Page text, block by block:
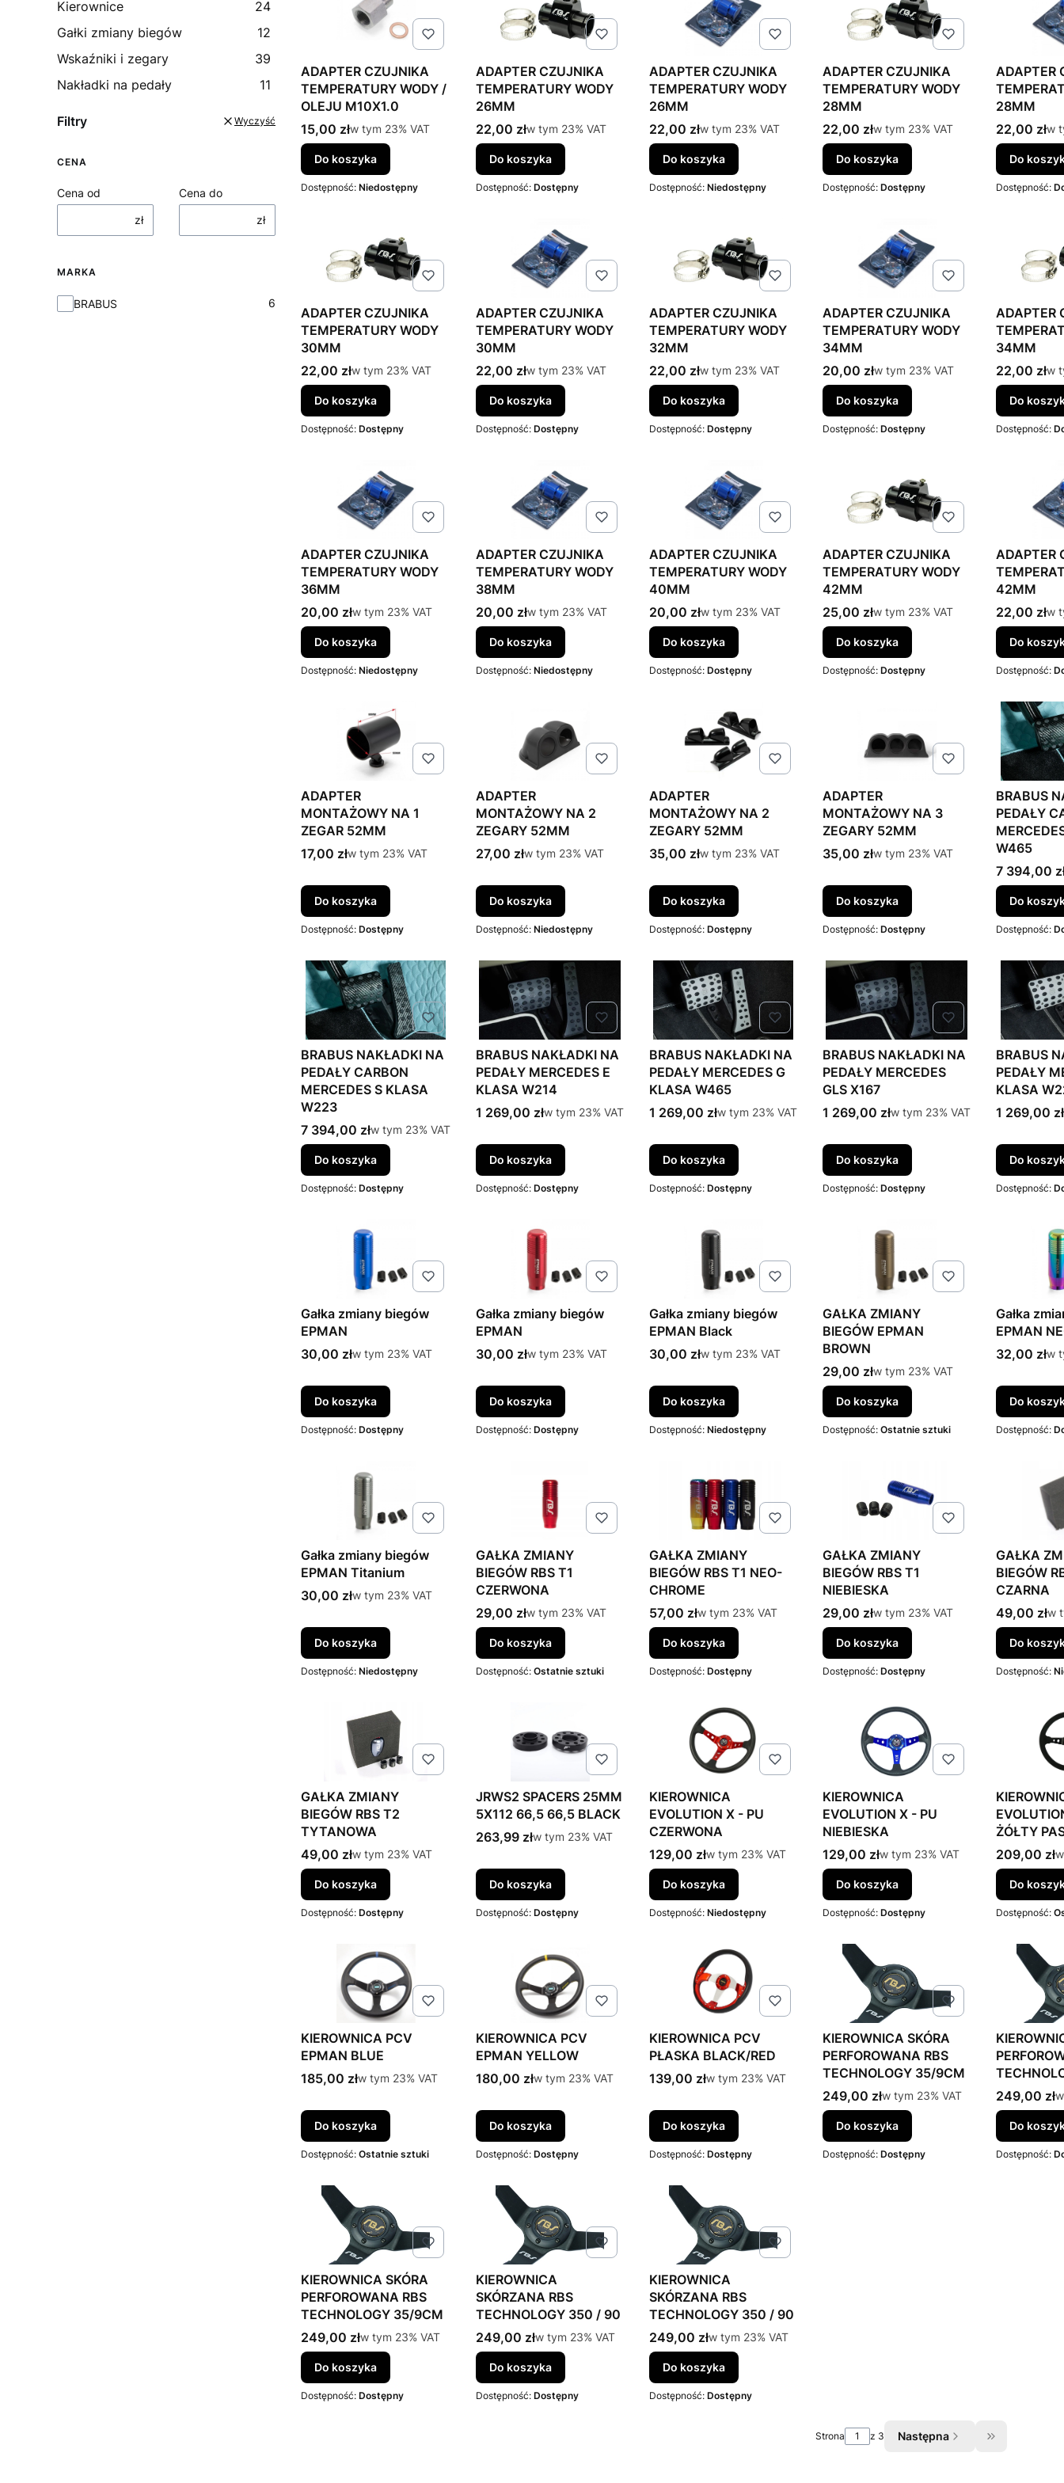
Kierownice
24
Gałki zmiany biegów
12
Wskaźniki i zegary
39
Nakładki na pedały
11
Filtry Wyczyść
CENA
Cena od
zł
Cena do
zł
MARKA
MarkaBRABUS 6
ADAPTER CZUJNIKA
TEMPERATURY WODY /
OLEJU M10X1.0
Cena brutto
15,00 złw tym %s VAT
w tym 23% VAT
Do koszyka
Dostępność: Niedostępny
ADAPTER CZUJNIKA
TEMPERATURY WODY
26MM
Cena brutto
22,00 złw tym %s VAT
w tym 23% VAT
Do koszyka
Dostępność: Dostępny
ADAPTER CZUJNIKA
TEMPERATURY WODY
26MM
Cena brutto
22,00 złw tym %s VAT
w tym 23% VAT
Do koszyka
Dostępność: Niedostępny
ADAPTER CZUJNIKA
TEMPERATURY WODY
28MM
Cena brutto
22,00 złw tym %s VAT
w tym 23% VAT
Do koszyka
Dostępność: Dostępny
ADAPTER
28MM
Cena
22,00 złw
w
Do
Dostępność:
ADAPTER CZUJNIKA
TEMPERATURY WODY
30MM
Cena brutto
22,00 złw tym %s VAT
w tym 23% VAT
Do koszyka
Dostępność: Dostępny
ADAPTER CZUJNIKA
TEMPERATURY WODY
30MM
Cena brutto
22,00 złw tym %s VAT
w tym 23% VAT
Do koszyka
Dostępność: Dostępny
ADAPTER CZUJNIKA
TEMPERATURY WODY
32MM
Cena brutto
22,00 złw tym %s VAT
w tym 23% VAT
Do koszyka
Dostępność: Dostępny
ADAPTER CZUJNIKA
TEMPERATURY WODY
34MM
Cena brutto
20,00 złw tym %s VAT
w tym 23% VAT
Do koszyka
Dostępność: Dostępny
ADAPTER
34MM
Cena
22,00 złw
w
Do
Dostępność:
ADAPTER CZUJNIKA
TEMPERATURY WODY
36MM
Cena brutto
20,00 złw tym %s VAT
w tym 23% VAT
Do koszyka
Dostępność: Niedostępny
ADAPTER CZUJNIKA
TEMPERATURY WODY
38MM
Cena brutto
20,00 złw tym %s VAT
w tym 23% VAT
Do koszyka
Dostępność: Niedostępny
ADAPTER CZUJNIKA
TEMPERATURY WODY
40MM
Cena brutto
20,00 złw tym %s VAT
w tym 23% VAT
Do koszyka
Dostępność: Dostępny
ADAPTER CZUJNIKA
TEMPERATURY WODY
42MM
Cena brutto
25,00 złw tym %s VAT
w tym 23% VAT
Do koszyka
Dostępność: Dostępny
ADAPTER
42MM
Cena
22,00 złw
w
Do
Dostępność:
ADAPTER
MONTAŻOWY NA 1
ZEGAR 52MM
Cena brutto
17,00 złw tym %s VAT
w tym 23% VAT
Do koszyka
Dostępność: Dostępny
ADAPTER
MONTAŻOWY NA 2
ZEGARY 52MM
Cena brutto
27,00 złw tym %s VAT
w tym 23% VAT
Do koszyka
Dostępność: Niedostępny
ADAPTER
MONTAŻOWY NA 2
ZEGARY 52MM
Cena brutto
35,00 złw tym %s VAT
w tym 23% VAT
Do koszyka
Dostępność: Dostępny
ADAPTER
MONTAŻOWY NA 3
ZEGARY 52MM
Cena brutto
35,00 złw tym %s VAT
w tym 23% VAT
Do koszyka
Dostępność: Dostępny
BRABUS
PEDAŁY
W465
Cena
7 394,00
Do
Dostępność:
BRABUS NAKŁADKI NA
PEDAŁY CARBON
MERCEDES S KLASA
W223
Cena brutto
7 394,00 złw tym %s VAT
w tym 23% VAT
Do koszyka
Dostępność: Dostępny
BRABUS NAKŁADKI NA
PEDAŁY MERCEDES E
KLASA W214
Cena brutto
1 269,00 złw tym %s VAT
w tym 23% VAT
Do koszyka
Dostępność: Dostępny
BRABUS NAKŁADKI NA
PEDAŁY MERCEDES G
KLASA W465
Cena brutto
1 269,00 złw tym %s VAT
w tym 23% VAT
Do koszyka
Dostępność: Dostępny
BRABUS NAKŁADKI NA
PEDAŁY MERCEDES
GLS X167
Cena brutto
1 269,00 złw tym %s VAT
w tym 23% VAT
Do koszyka
Dostępność: Dostępny
BRABUS
PEDAŁY
KLASA
Cena
1 269,00 zł
Do
Dostępność:
Gałka zmiany biegów
EPMAN
Cena brutto
30,00 złw tym %s VAT
w tym 23% VAT
Do koszyka
Dostępność: Dostępny
Gałka zmiany biegów
EPMAN
Cena brutto
30,00 złw tym %s VAT
w tym 23% VAT
Do koszyka
Dostępność: Dostępny
Gałka zmiany biegów
EPMAN Black
Cena brutto
30,00 złw tym %s VAT
w tym 23% VAT
Do koszyka
Dostępność: Niedostępny
GAŁKA ZMIANY
BIEGÓW EPMAN
BROWN
Cena brutto
29,00 złw tym %s VAT
w tym 23% VAT
Do koszyka
Dostępność: Ostatnie sztuki
Gałka
EPMAN
Cena
32,00 złw
w
Do
Dostępność:
Gałka zmiany biegów
EPMAN Titanium
Cena brutto
30,00 złw tym %s VAT
w tym 23% VAT
Do koszyka
Dostępność: Niedostępny
GAŁKA ZMIANY
BIEGÓW RBS T1
CZERWONA
Cena brutto
29,00 złw tym %s VAT
w tym 23% VAT
Do koszyka
Dostępność: Ostatnie sztuki
GAŁKA ZMIANY
BIEGÓW RBS T1 NEO-
CHROME
Cena brutto
57,00 złw tym %s VAT
w tym 23% VAT
Do koszyka
Dostępność: Dostępny
GAŁKA ZMIANY
BIEGÓW RBS T1
NIEBIESKA
Cena brutto
29,00 złw tym %s VAT
w tym 23% VAT
Do koszyka
Dostępność: Dostępny
GAŁKA
BIEGÓW
CZARNA
Cena
49,00 złw
w
Do
Dostępność:
GAŁKA ZMIANY
BIEGÓW RBS T2
TYTANOWA
Cena brutto
49,00 złw tym %s VAT
w tym 23% VAT
Do koszyka
Dostępność: Dostępny
JRWS2 SPACERS 25MM
5X112 66,5 66,5 BLACK
Cena brutto
263,99 złw tym %s VAT
w tym 23% VAT
Do koszyka
Dostępność: Dostępny
KIEROWNICA
EVOLUTION X - PU
CZERWONA
Cena brutto
129,00 złw tym %s VAT
w tym 23% VAT
Do koszyka
Dostępność: Niedostępny
KIEROWNICA
EVOLUTION X - PU
NIEBIESKA
Cena brutto
129,00 złw tym %s VAT
w tym 23% VAT
Do koszyka
Dostępność: Dostępny
ŻÓŁTY
Cena
209,00 zł
Do
Dostępność:
KIEROWNICA PCV
EPMAN BLUE
Cena brutto
185,00 złw tym %s VAT
w tym 23% VAT
Do koszyka
Dostępność: Ostatnie sztuki
KIEROWNICA PCV
EPMAN YELLOW
Cena brutto
180,00 złw tym %s VAT
w tym 23% VAT
Do koszyka
Dostępność: Dostępny
KIEROWNICA PCV
PŁASKA BLACK/RED
Cena brutto
139,00 złw tym %s VAT
w tym 23% VAT
Do koszyka
Dostępność: Dostępny
KIEROWNICA SKÓRA
PERFOROWANA RBS
TECHNOLOGY 35/9CM
Cena brutto
249,00 złw tym %s VAT
w tym 23% VAT
Do koszyka
Dostępność: Dostępny
Cena
249,00 zł
Do
Dostępność:
KIEROWNICA SKÓRA
PERFOROWANA RBS
TECHNOLOGY 35/9CM
Cena brutto
249,00 złw tym %s VAT
w tym 23% VAT
Do koszyka
Dostępność: Dostępny
KIEROWNICA
SKÓRZANA RBS
TECHNOLOGY 350 / 90
Cena brutto
249,00 złw tym %s VAT
w tym 23% VAT
Do koszyka
Dostępność: Dostępny
KIEROWNICA
SKÓRZANA RBS
TECHNOLOGY 350 / 90
Cena brutto
249,00 złw tym %s VAT
w tym 23% VAT
Do koszyka
Dostępność: Dostępny
Strona z 3 Następna Przejdź do